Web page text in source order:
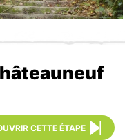
CETTE ÉTAPE